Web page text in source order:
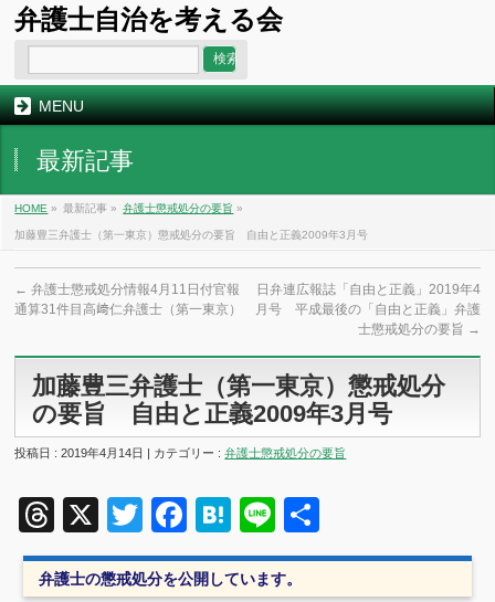
弁護士自治を考える会
MENU
最新記事
HOME » 最新記事 » 弁護士懲戒処分の要旨 »
加藤豊三弁護士（第一東京）懲戒処分の要旨 自由と正義2009年3月号
← 弁護士懲戒処分情報4月11日付官報
通算31件目高﨑仁弁護士（第一東京）
日弁連広報誌「自由と正義」2019年4
月号 平成最後の「自由と正義」弁護
士懲戒処分の要旨 →
加藤豊三弁護士（第一東京）懲戒処分
の要旨 自由と正義2009年3月号
投稿日 : 2019年4月14日 | カテゴリー :弁護士懲戒処分の要旨
Threads
X TwitterFacebook
Hatena
Line
有
弁護士の懲戒処分を公開しています。